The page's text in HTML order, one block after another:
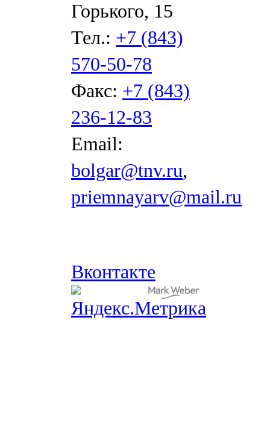
Горького, 15
Тел.: +7 (843)
570-50-78
Факс: +7 (843)
236-12-83
Email:
bolgar@tnv.ru,
priemnayarv@mail.ru
Вконтакте